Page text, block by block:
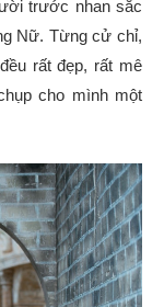
trước nhan sắc
Nữ. Từng cử chỉ,
rất đẹp, rất mê
cho mình một